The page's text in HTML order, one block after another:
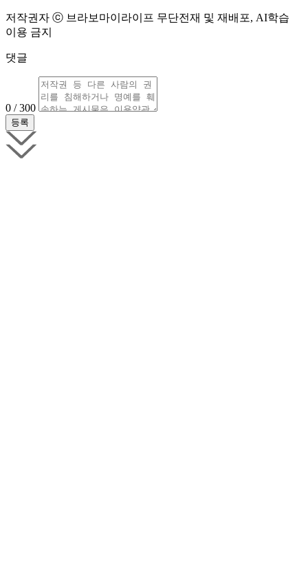
저작권자 ⓒ 브라보마이라이프 무단전재 및 재배포, AI학습
이용 금지
댓글
0 / 300